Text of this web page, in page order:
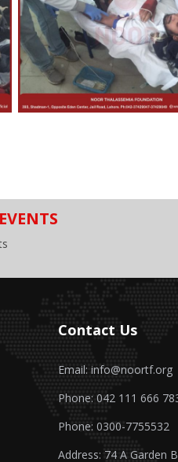
Contact Us
Email: info@noortf.org
Phone: 042 111 666
Phone: 0300-7755532
Address: 74 A Garden